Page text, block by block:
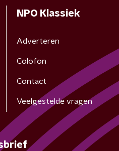
NPO Klassiek
Adverteren
Colofon
Contact
Veelgestelde vragen